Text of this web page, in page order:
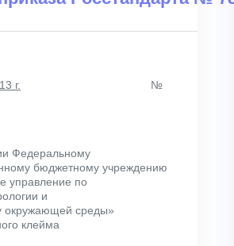
г.
№
Федеральному
бюджетному учреждению
управление по
и
окружающей среды»
клейма